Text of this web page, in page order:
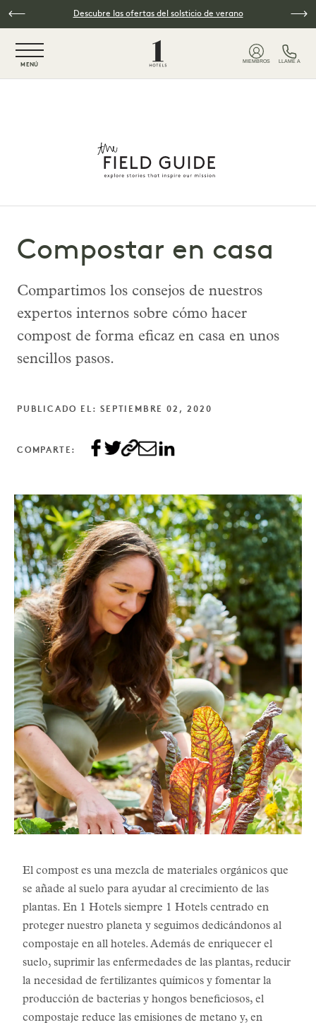
Ir al contenido principalDescubre las ofertas del solsticio de verano
MENÚ
MIEMBROS LLAME A
Compostar en casa
Compartimos los consejos de nuestros
expertos internos sobre cómo hacer
compost de forma eficaz en casa en unos
sencillos pasos.
PUBLICADO EL: SEPTIEMBRE 02, 2020
COMPARTE:
El compost es una mezcla de materiales orgánicos que
se añade al suelo para ayudar al crecimiento de las
plantas. En 1 Hotels siempre 1 Hotels centrado en
proteger nuestro planeta y seguimos dedicándonos al
compostaje en all hoteles. Además de enriquecer el
suelo, suprimir las enfermedades de las plantas, reducir
la necesidad de fertilizantes químicos y fomentar la
producción de bacterias y hongos beneficiosos, el
compostaje reduce las emisiones de metano y, en